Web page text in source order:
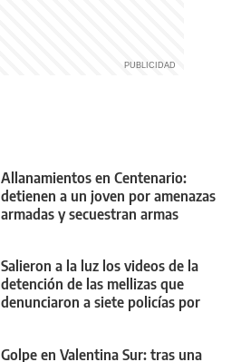
Allanamientos en Centenario:
detienen a un joven por amenazas
armadas y secuestran armas
Salieron a la luz los videos de la
detención de las mellizas que
denunciaron a siete policías por
Golpe en Valentina Sur: tras una